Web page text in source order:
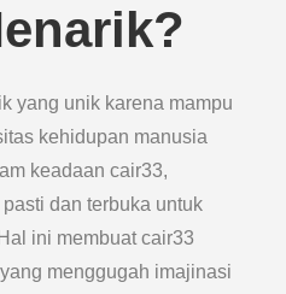
yang unik karena mampu
kehidupan manusia
keadaan cair33,
dan terbuka untuk
ini membuat cair33
menggugah imajinasi